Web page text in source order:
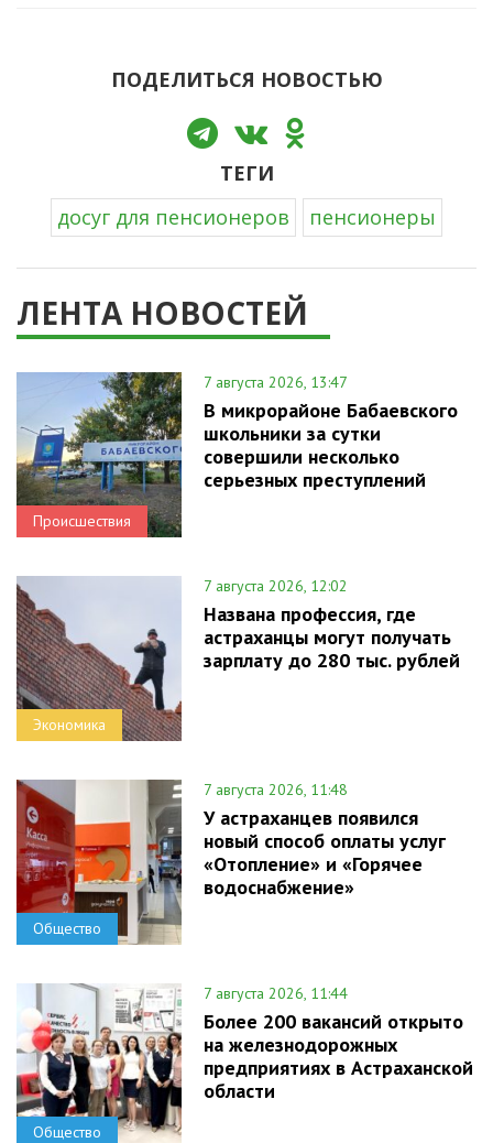
ПОДЕЛИТЬСЯ НОВОСТЬЮ
ТЕГИ
досуг для пенсионеров
пенсионеры
ЛЕНТА НОВОСТЕЙ
Происшествия
7 августа 2026, 13:47
В микрорайоне Бабаевского
школьники за сутки
совершили несколько
серьезных преступлений
Экономика
7 августа 2026, 12:02
Названа профессия, где
астраханцы могут получать
зарплату до 280 тыс. рублей
Общество
7 августа 2026, 11:48
У астраханцев появился
новый способ оплаты услуг
«Отопление» и «Горячее
водоснабжение»
Общество
7 августа 2026, 11:44
Более 200 вакансий открыто
на железнодорожных
предприятиях в Астраханской
области